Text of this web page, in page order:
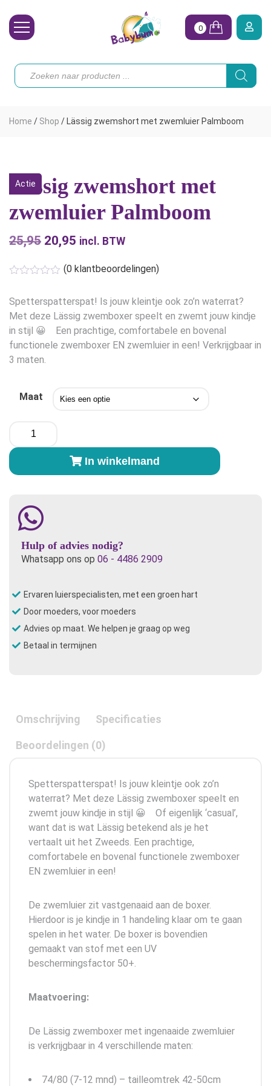
Toebehoren
Onze merken
Hoe begin ik?
0
Producten
zoeken
Home / Shop / Lässig zwemshort met zwemluier Palmboom
Actie
Lässig zwemshort met
zwemluier Palmboom
25,95 Oorspronkelijke
was:
€25,95.
20,95 Huidige
€20,95.
incl. BTW
(0 klantbeoordelingen)
Spetterspatterspat! Is jouw kleintje ook zo’n waterrat?
Met deze Lässig zwemboxer speelt en zwemt jouw kindje
in stijl 😀 Een prachtige, comfortabele en bovenal
functionele zwemboxer EN zwemluier in een! Verkrijgbaar in
3 maten.
Maat
Lässig
met
zwemluier
In winkelmand
Hulp of advies nodig?
Whatsapp ons op 06 - 4486 2909
Ervaren luierspecialisten, met een groen hart
Door moeders, voor moeders
Advies op maat. We helpen je graag op weg
Betaal in termijnen
Omschrijving Specificaties
Beoordelingen (0)
Spetterspatterspat! Is jouw kleintje ook zo’n
waterrat? Met deze Lässig zwemboxer speelt en
zwemt jouw kindje in stijl 😀 Of eigenlijk ‘casual’,
want dat is wat Lässig betekend als je het
vertaalt uit het Zweeds. Een prachtige,
comfortabele en bovenal functionele zwemboxer
EN zwemluier in een!
De zwemluier zit vastgenaaid aan de boxer.
Hierdoor is je kindje in 1 handeling klaar om te gaan
spelen in het water. De boxer is bovendien
gemaakt van stof met een UV
beschermingsfactor 50+.
Maatvoering:
De Lässig zwemboxer met ingenaaide zwemluier
is verkrijgbaar in 4 verschillende maten:
74/80 (7-12 mnd) – tailleomtrek 42-50cm